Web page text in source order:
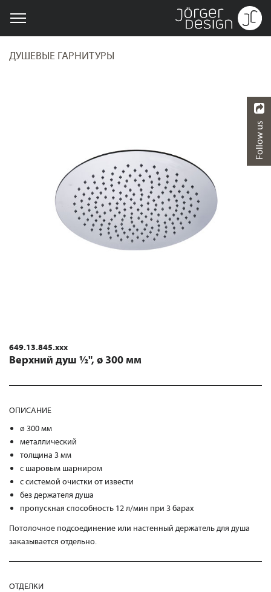
ДУШЕВЫЕ ГАРНИТУРЫ
649.13.845.xxx
Верхний душ ½", ø 300 мм
ОПИСАНИЕ
ø 300 мм
металлический
толщина 3 мм
с шаровым шарниром
с системой очистки от извести
без держателя душа
пропускная способность 12 л/мин при 3 барах
Потолочное подсоединение или настенный держатель для душа
заказывается отдельно.
ОТДЕЛКИ
Follow us